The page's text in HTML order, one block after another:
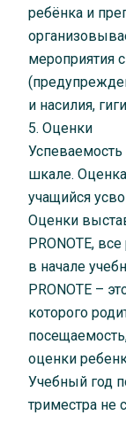
ребёнка и
мероприятия
и насилия,
5. Оценки
шкале.
учащийся
Оценки
PRONOTE,
в начале
PRONOTE –
которого
оценки
Учебный год
триместра не